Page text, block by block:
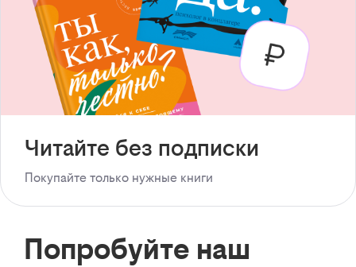
Читайте без подписки
Покупайте только нужные книги
Попробуйте наш